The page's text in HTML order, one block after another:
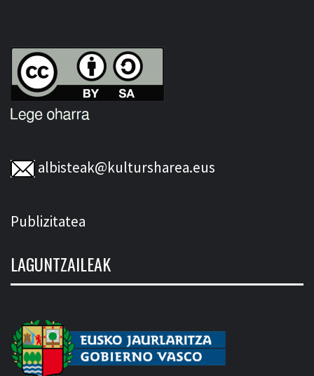
albisteak@kultursharea.eus
Publizitatea
LAGUNTZAILEAK